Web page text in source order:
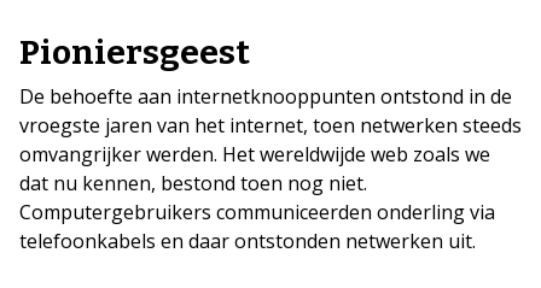
Pioniersgeest
De behoefte aan internetknooppunten ontstond in de
vroegste jaren van het internet, toen netwerken steeds
omvangrijker werden. Het wereldwijde web zoals we
dat nu kennen, bestond toen nog niet.
Computergebruikers communiceerden onderling via
telefoonkabels en daar ontstonden netwerken uit.